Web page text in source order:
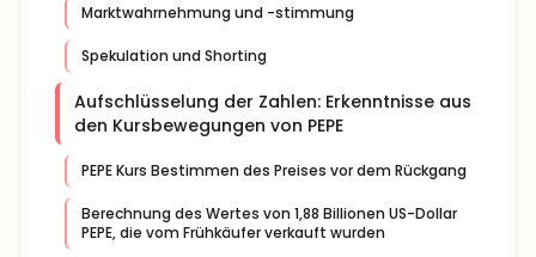
Marktwahrnehmung und -stimmung
Spekulation und Shorting
Aufschlüsselung der Zahlen: Erkenntnisse aus
den Kursbewegungen von PEPE
PEPE Kurs Bestimmen des Preises vor dem Rückgang
Berechnung des Wertes von 1,88 Billionen US-Dollar
PEPE, die vom Frühkäufer verkauft wurden